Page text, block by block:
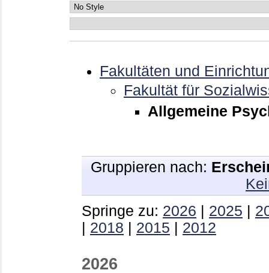
Fakultäten und
Fakultät für
Allgemeine
Gruppieren nach:
Springe zu: 2026 | 2025 |
| 2018 | 2015 | 2012
2026